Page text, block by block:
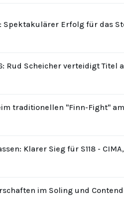
Spektakulärer Erfolg für das
Rud Scheicher verteidigt Titel
traditionellen "Finn-Fight"
Klarer Sieg für S118 -
im Soling und